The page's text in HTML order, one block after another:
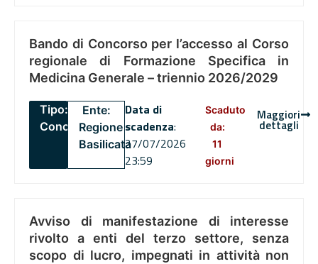
Bando di Concorso per l’accesso al Corso
regionale di Formazione Specifica in
Medicina Generale – triennio 2026/2029
Tipo:
Concorsi
Ente:
Regione
Basilicata
Data di
scadenza:
27/07/2026
23:59
Scaduto
da:
11
giorni
Maggiori
dettagli
Avviso di manifestazione di interesse
rivolto a enti del terzo settore, senza
scopo di lucro, impegnati in attività non